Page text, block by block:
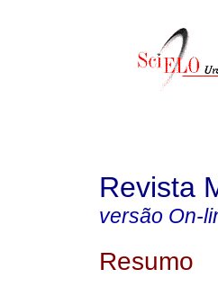
Revista
versão On-
Resumo